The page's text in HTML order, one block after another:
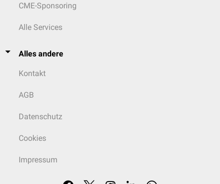
CME-Sponsoring
Alle Services
Alles andere
Kontakt
AGB
Datenschutz
Cookies
Impressum